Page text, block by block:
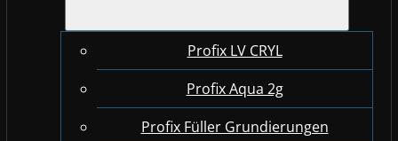
Profix LV CRYL
Profix Aqua 2g
Profix Füller Grundierungen